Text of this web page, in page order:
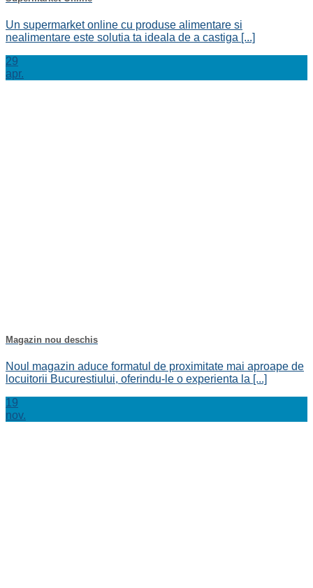
Un supermarket online cu produse alimentare si
nealimentare este solutia ta ideala de a castiga [...]
29
apr.
Magazin nou deschis
Noul magazin aduce formatul de proximitate mai aproape de
locuitorii Bucurestiului, oferindu-le o experienta la [...]
19
nov.